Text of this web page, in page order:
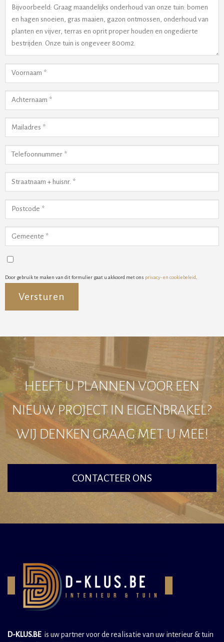
Door gebruik te maken van dit formulier gaat u akkoord met ons privacy- en cookiebeleid
HEEFT U PLANNEN VOOR EEN
NIEUW PROJECT IN EIGENBRAKEL?
WIJ DENKEN GRAAG MET U MEE!
CONTACTEER ONS
D-KLUS.BEis uw partner voor de realisatie van uw interieur & tuin